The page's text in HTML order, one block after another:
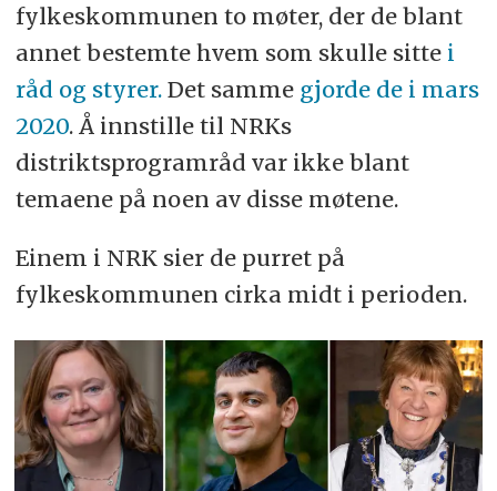
fylkeskommunen to møter, der de blant
annet bestemte hvem som skulle sitte i
råd og styrer.Det samme gjorde de i mars
2020. Å innstille til NRKs
distriktsprogramråd var ikke blant
temaene på noen av disse møtene.
Einem i NRK sier de purret på
fylkeskommunen cirka midt i perioden.